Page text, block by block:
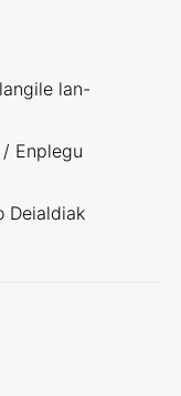
lan-
Enplegu
Deialdiak